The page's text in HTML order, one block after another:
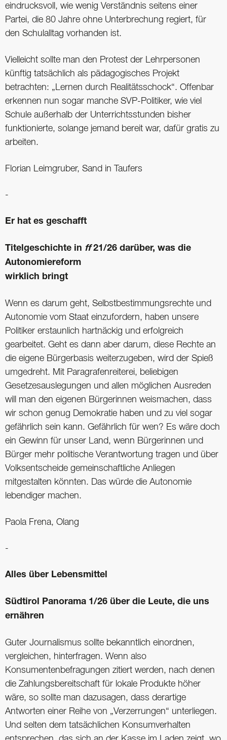
eindrucksvoll, wie wenig Verständnis seitens einer
Partei, die 80 Jahre ohne Unterbrechung regiert, für
den Schulalltag vorhanden ist.
Vielleicht sollte man den Protest der Lehrpersonen
künftig tatsächlich als pädagogisches Projekt
betrachten: „Lernen durch Realitätsschock“. Offenbar
erkennen nun sogar manche SVP-Politiker, wie viel
Schule außerhalb der Unterrichtsstunden bisher
funktionierte, solange jemand bereit war, dafür gratis zu
arbeiten.
Florian Leimgruber, Sand in Taufers
-
Er hat es geschafft
Titelgeschichte in ff21/26 darüber, was die
Autonomie­reform
wirklich bringt
Wenn es darum geht, Selbstbestimmungsrechte und
Autonomie vom Staat einzufordern, haben unsere
Politiker erstaunlich hartnäckig und erfolgreich
gearbeitet. Geht es dann aber darum, diese Rechte an
die eigene Bürgerbasis weiterzugeben, wird der Spieß
umgedreht. Mit Paragrafenreiterei, beliebigen
Gesetzesauslegungen und allen möglichen Ausreden
will man den eigenen Bürgerinnen weismachen, dass
wir schon genug Demokratie haben und zu viel sogar
gefährlich sein kann. Gefährlich für wen? Es wäre doch
ein Gewinn für unser Land, wenn Bürgerinnen und
Bürger mehr politische Verantwortung tragen und über
Volksentscheide gemeinschaftliche Anliegen
mitgestalten könnten. Das würde die Autonomie
lebendiger machen.
Paola Frena, Olang
-
Alles über Lebensmittel
Südtirol Panorama 1/26 über die Leute, die uns
ernähren
Guter Journalismus sollte bekanntlich einordnen,
vergleichen, hinterfragen. Wenn also
Konsumentenbefragungen zitiert werden, nach denen
die Zahlungsbereitschaft für lokale Produkte höher
wäre, so sollte man dazusagen, dass derartige
Antworten einer Reihe von „Verzerrungen“ unterliegen.
Und selten dem tatsächlichen Konsumverhalten